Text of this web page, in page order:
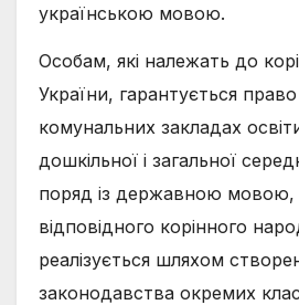
українською мовою.
Особам, які належать до
України, гарантується
комунальних закладах
дошкільної і загальної
поряд із державною
відповідного корінного
реалізується шляхом
законодавства окремих